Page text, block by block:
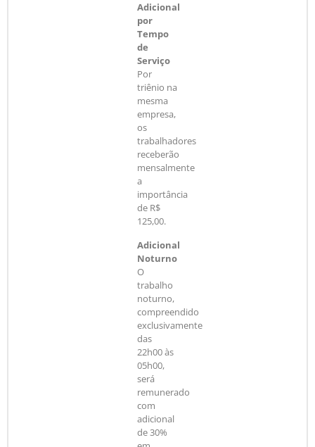
Adicional
por
Tempo
de
Serviço
Por
triênio na
mesma
empresa,
os
trabalhadores
receberão
mensalmente
a
importância
de R$
125,00.
Adicional
Noturno
O
trabalho
noturno,
compreendido
exclusivamente
das
22h00 às
05h00,
será
remunerado
com
adicional
de 30%